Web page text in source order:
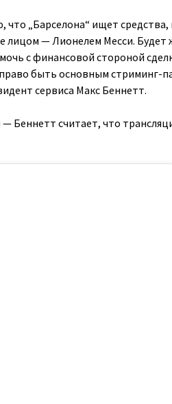
„Барселона“ ищет
лицом — Лионелем Месси. Будет
с финансовой стороной
быть основным стриминг-
сервиса Макс Беннетт.
Беннетт считает, что